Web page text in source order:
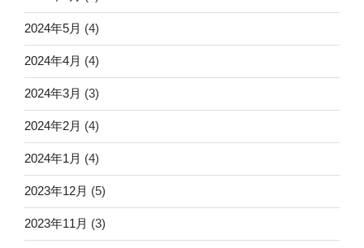
2024年5月 (4)
2024年4月 (4)
2024年3月 (3)
2024年2月 (4)
2024年1月 (4)
2023年12月 (5)
2023年11月 (3)